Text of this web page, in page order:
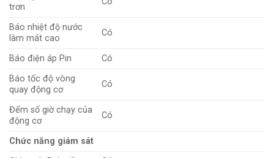
trơn
Báo nhiệt độ nước
làm mát cao
Có
Báo điện áp Pin
Có
Báo tốc độ vòng
quay động cơ
Có
Đếm số giờ chạy của
động cơ
Có
Chức năng giám sát